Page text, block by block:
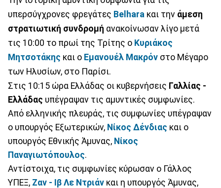
υπερσύγχρονες φρεγάτες Belhara και την άμεση
στρατιωτική συνδρομή ανακοίνωσαν λίγο μετά
τις 10:00 το πρωί της Τρίτης ο Κυριάκος
Μητσοτάκης και ο Εμανουέλ Μακρόν στο Μέγαρο
των Ηλυσίων, στο Παρίσι.
Στις 10:15 ώρα Ελλάδας οι κυβερνήσεις Γαλλίας -
Ελλάδας υπέγραψαν τις αμυντικές συμφωνίες.
Από ελληνικής πλευράς, τις συμφωνίες υπέγραψαν
ο υπουργός Εξωτερικών, Νίκος Δένδιας και ο
υπουργός Εθνικής Άμυνας, Νίκος
Παναγιωτόπουλος.
Αντίστοιχα, τις συμφωνίες κύρωσαν ο Γάλλος
ΥΠΕΞ, Ζαν - Ιβ Λε Ντριάν και η υπουργός Άμυνας,